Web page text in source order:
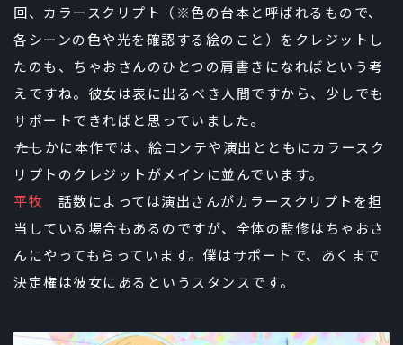
回、カラースクリプト（※色の台本と呼ばれるもので、
各シーンの色や光を確認する絵のこと）をクレジットし
たのも、ちゃおさんのひとつの肩書きになればという考
えですね。彼女は表に出るべき人間ですから、少しでも
サポートできればと思っていました。
――たしかに本作では、絵コンテや演出とともにカラースク
リプトのクレジットがメインに並んでいます。
平牧 話数によっては演出さんがカラースクリプトを担
当している場合もあるのですが、全体の監修はちゃおさ
んにやってもらっています。僕はサポートで、あくまで
決定権は彼女にあるというスタンスです。